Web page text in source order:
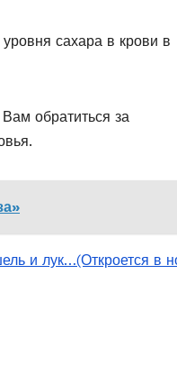
сахара в крови в
обратиться за
и лук…(Откроется в